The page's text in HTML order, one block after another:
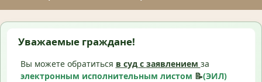
Уважаемые граждане!
Вы можете обратиться в суд с заявлением за
электронным исполнительным листом 📝(ЭИЛ)